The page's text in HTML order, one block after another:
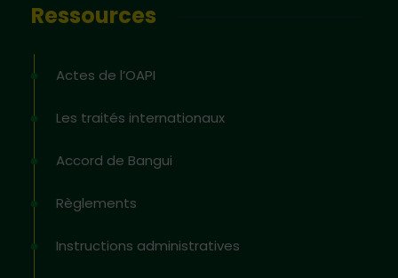
Ressources
Actes de l’OAPI
Les traités internationaux
Accord de Bangui
Règlements
Instructions administratives